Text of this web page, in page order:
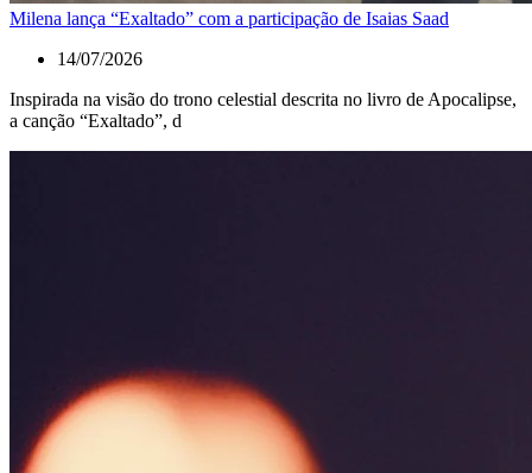
Milena lança “Exaltado” com a participação de Isaias Saad
14/07/2026
Inspirada na visão do trono celestial descrita no livro de Apocalipse,
a canção “Exaltado”, d